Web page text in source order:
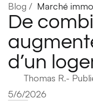
Blog / Marché
De
d’un
Thomas R.-
5/6/2026